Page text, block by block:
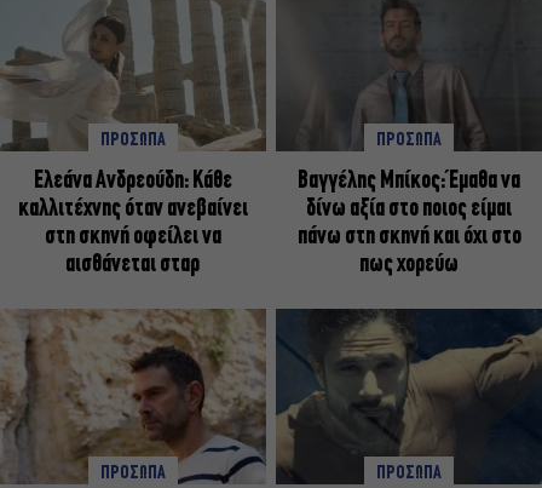
ΠΡΟΣΩΠΑ
Ελεάνα Ανδρεούδη: Κάθε
καλλιτέχνης όταν ανεβαίνει
στη σκηνή οφείλει να
αισθάνεται σταρ
ΠΡΟΣΩΠΑ
Βαγγέλης Μπίκος: Έμαθα να
δίνω αξία στο ποιος είμαι
πάνω στη σκηνή και όχι στο
πως χορεύω
ΠΡΟΣΩΠΑ ΠΡΟΣΩΠΑ